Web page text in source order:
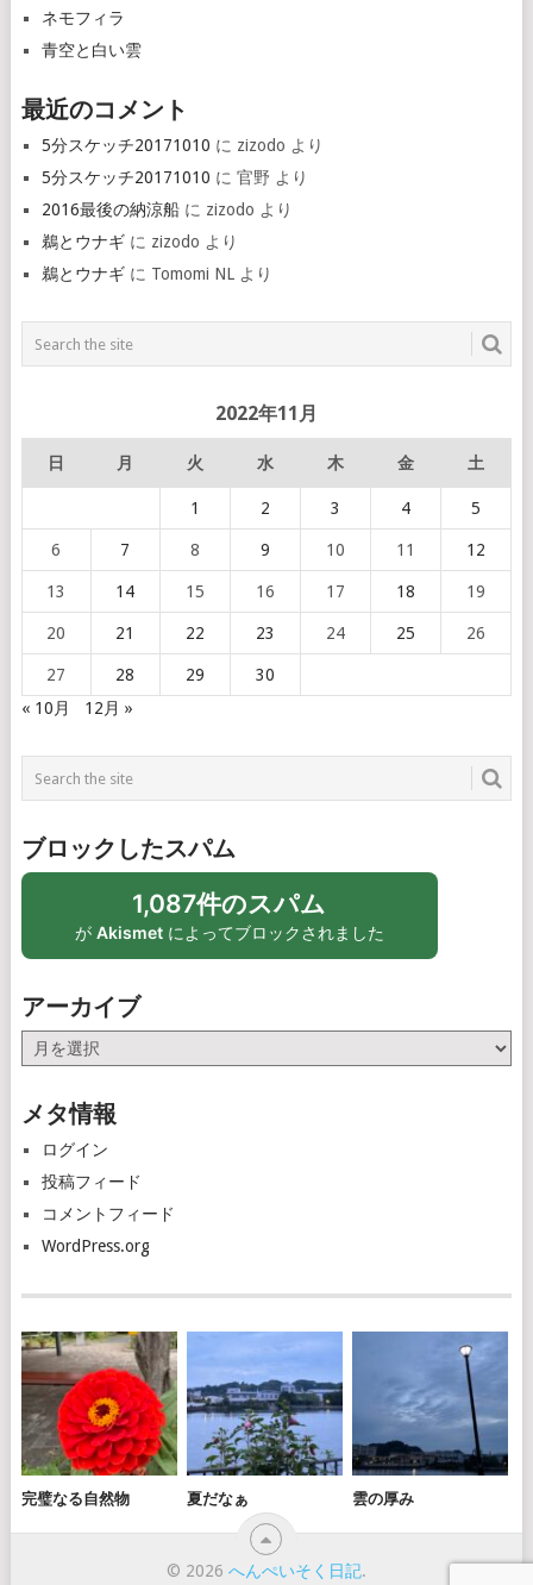
ネモフィラ
青空と白い雲
最近のコメント
5分スケッチ20171010 に zizodo より
5分スケッチ20171010 に 官野 より
2016最後の納涼船に zizodo より
鵜とウナギに zizodo より
鵜とウナギに Tomomi NLより
2022年11月
日 月 火 水 木 金 土
1 2 3 4 5
6 7 8 9 10 11 12
13 14 15 16 17 18 19
20 21 22 23 24 25 26
27 28 29
30
« 10月
12月 »
ブロックしたスパム
1,087件のスパム
が Akismetによってブロックされました
アーカイブ
ー
イ
メタ情報
ログイン
投稿フィード
コメントフィード
WordPress.org
完璧なる自然物 夏だなぁ 雲の厚み
© 2026 へんぺいそく日記.